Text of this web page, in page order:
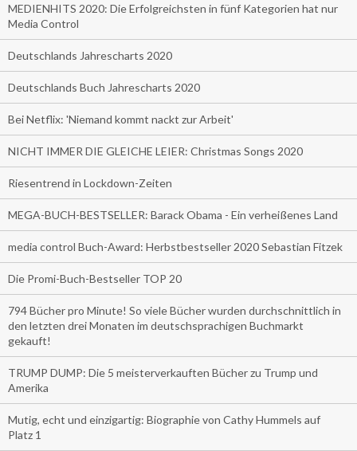
MEDIENHITS 2020: Die Erfolgreichsten in fünf Kategorien hat nur
Media Control
Deutschlands Jahrescharts 2020
Deutschlands Buch Jahrescharts 2020
Bei Netflix: 'Niemand kommt nackt zur Arbeit'
NICHT IMMER DIE GLEICHE LEIER: Christmas Songs 2020
Riesentrend in Lockdown-Zeiten
MEGA-BUCH-BESTSELLER: Barack Obama - Ein verheißenes Land
media control Buch-Award: Herbstbestseller 2020 Sebastian Fitzek
Die Promi-Buch-Bestseller TOP 20
794 Bücher pro Minute! So viele Bücher wurden durchschnittlich in
den letzten drei Monaten im deutschsprachigen Buchmarkt
gekauft!
TRUMP DUMP: Die 5 meisterverkauften Bücher zu Trump und
Amerika
Mutig, echt und einzigartig: Biographie von Cathy Hummels auf
Platz 1